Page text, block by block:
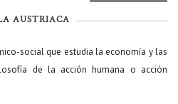
AUSTRIACA
social que estudia la economía y las
de la acción humana o acción